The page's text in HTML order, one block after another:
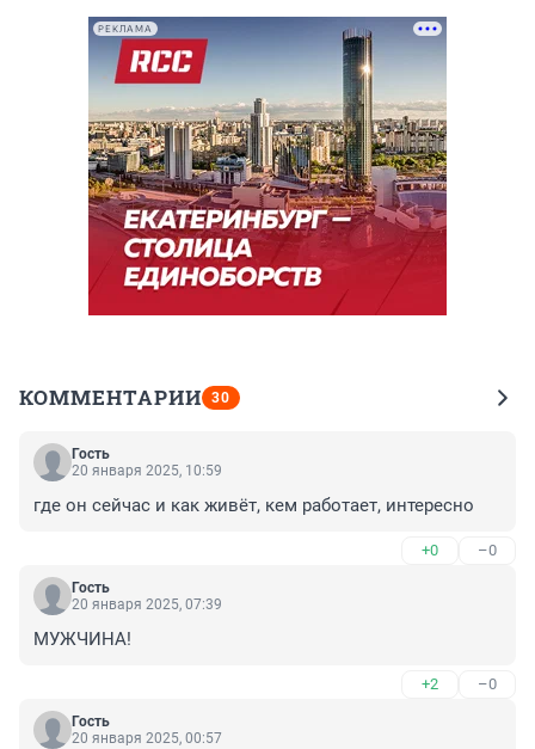
РЕКЛАМА
КОММЕНТАРИИ 30
Гость
20 января 2025, 10:59
где он сейчас и как живёт, кем работает, интересно
+0 –0
Гость
20 января 2025, 07:39
МУЖЧИНА!
+2 –0
Гость
20 января 2025, 00:57